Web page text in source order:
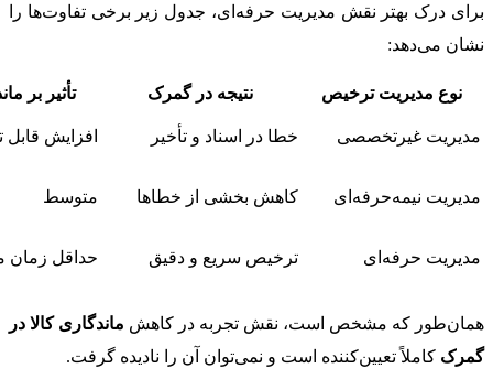
برای درک بهتر نقش مدیریت حرفه‌ای، جدول زیر برخی تفاوت‌ها را
نشان می‌دهد:
نوع مدیریت ترخیص نتیجه در گمرک تأثیر بر
مدیریت غیرتخصصی خطا در اسناد و تأخیر افزایش قابل
مدیریت نیمه‌حرفه‌ای کاهش بخشی از خطاها متوسط
مدیریت حرفه‌ای ترخیص سریع و دقیق حداقل زمان
همان‌طور که مشخص است، نقش تجربه در کاهش ماندگاری کالا در
گمرک کاملاً تعیین‌کننده است و نمی‌توان آن را نادیده گرفت.